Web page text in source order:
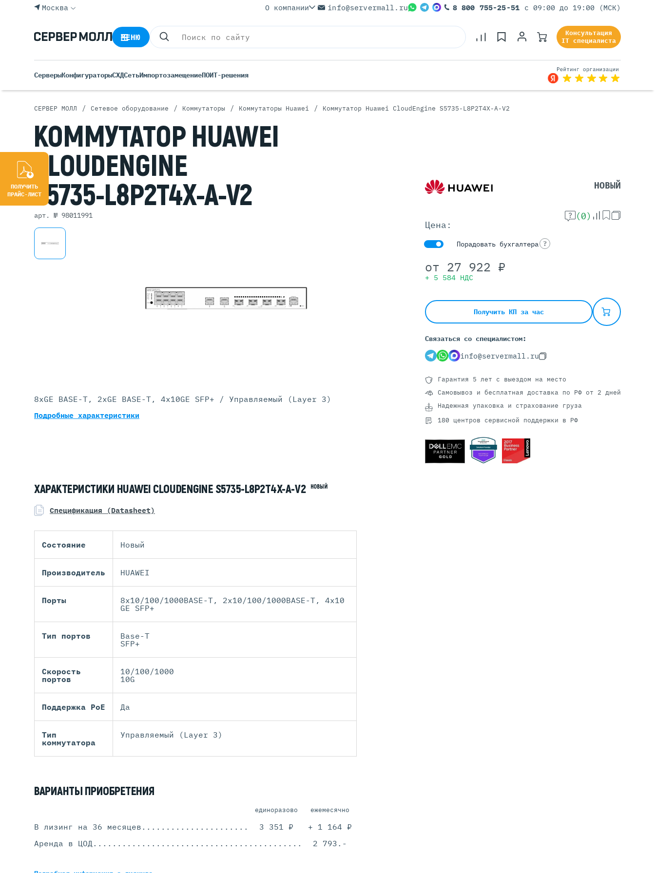
Rack Серверы
Tower Серверы
Blade Серверы
Серверы Huawei Atlas
Серверы Для ИИ
DELL G14
С GPU NVIDIA
С GPU AMD
С 4 GPU
Москва О компании info@servermall.ru 8 800 755-25-51 с 09:00 до 19:00 (МСК)
МЕНЮ
Консультация
IT специалиста
СерверыКонфигураторыСХДСетьИмпортозамещениеПОИТ-решения
СЕРВЕР МОЛЛ / Сетевое оборудование / Коммутаторы / Коммутаторы Huawei / Коммутатор Huawei CloudEngine S5735-L8P2T4X-A-V2
КОММУТАТОР HUAWEI
CLOUDENGINE
S5735-L8P2T4X-A-V2
арт. № 98011991
НОВЫЙ
(0)
Цена:
Порадовать бухгалтера ?
от 27 922 ₽
+ 5 584 НДС
Получить КП за час
Связаться со специалистом:
info@servermall.ru
Гарантия 5 лет с выездом на место
Самовывоз и бесплатная доставка по РФ от 2 дней
Надежная упаковка и страхование груза
180 центров сервисной поддержки в РФ
8xGE BASE-T, 2xGE BASE-T, 4x10GE SFP+ / Управляемый (Layer 3)
Подробные характеристики
ХАРАКТЕРИСТИКИ HUAWEI CLOUDENGINE S5735-L8P2T4X-A-V2 НОВЫЙ
Спецификация (Datasheet)
Состояние Новый
Производитель HUAWEI
Порты
8x10/100/1000BASE-T, 2x10/100/1000BASE-T, 4x10
GE SFP+
Тип портов
Base-T
SFP+
Скорость
портов
10/100/1000
10G
Поддержка PoE Да
Тип
коммутатора
Управляемый (Layer 3)
ВАРИАНТЫ ПРИОБРЕТЕНИЯ
единоразово ежемесячно
В лизинг на 36 месяцев ....................................................................................
3 351 ₽
+ 1 164 ₽
Аренда в ЦОД....................................................................................
2 793.-
ПОЛУЧИТЬ
ПРАЙС-ЛИСТ